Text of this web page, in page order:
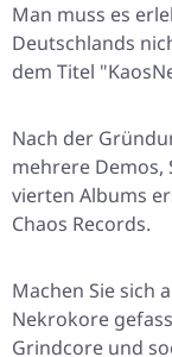
Man muss es
Deutschlands
dem Titel "Kaos
Nach der
mehrere Demos,
vierten Albums
Chaos Records.
Machen Sie sich
Nekrokore
Grindcore und